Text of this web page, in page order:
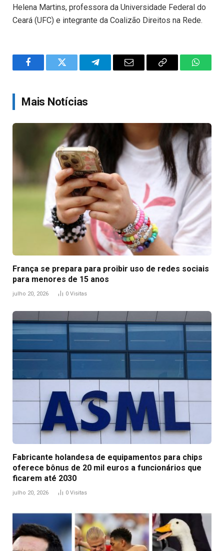
Helena Martins, professora da Universidade Federal do
Ceará (UFC) e integrante da Coalizão Direitos na Rede.
FacebookTwitter TelegramEmail
Copy
Mais Notícias
França se prepara para proibir uso de redes sociais
para menores de 15 anos
julho 20, 2026 0 Visitas
Fabricante holandesa de equipamentos para chips
oferece bônus de 20 mil euros a funcionários que
ficarem até 2030
julho 20, 2026 0 Visitas